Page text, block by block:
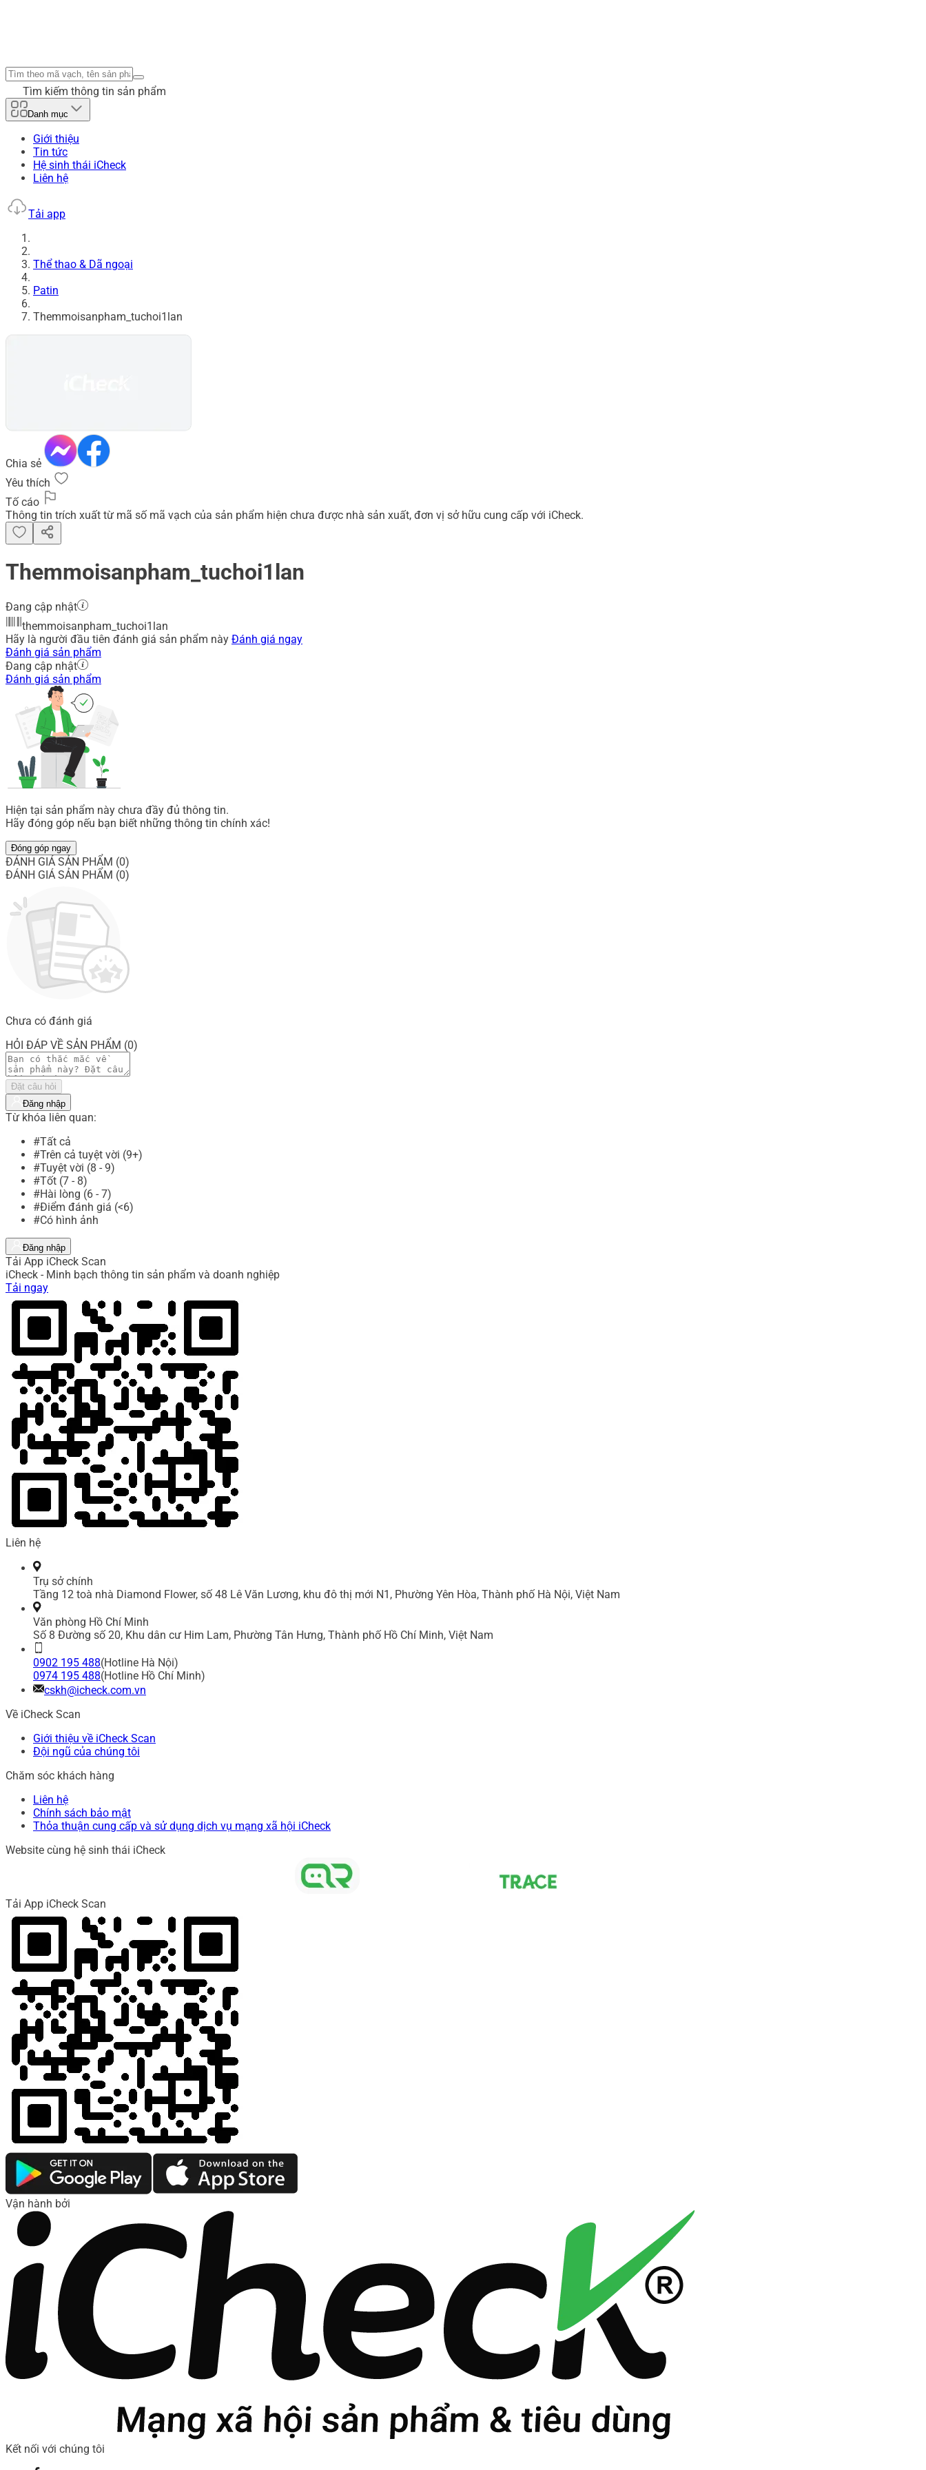
Tìm kiếm thông tin sản phẩm
Danh mục
Giới thiệu
Tin tức
Hệ sinh thái iCheck
Liên hệ
Tải app
Thể thao & Dã ngoại
Patin
Themmoisanpham_tuchoi1lan
Chia sẻ
Yêu thích
Tố cáo
Thông tin trích xuất từ mã số mã vạch của sản phẩm hiện chưa được nhà sản xuất, đơn vị sở hữu cung cấp với iCheck.
Themmoisanpham_tuchoi1lan
Đang cập nhật
themmoisanpham_tuchoi1lan
Hãy là người đầu tiên đánh giá sản phẩm này Đánh giá ngay
Đánh giá sản phẩm
Đang cập nhật
Đánh giá sản phẩm
Hiện tại sản phẩm này chưa đầy đủ thông tin.
Hãy đóng góp nếu bạn biết những thông tin chính xác!
Đóng góp ngay
ĐÁNH GIÁ SẢN PHẨM (0)
ĐÁNH GIÁ SẢN PHẨM (0)
Chưa có đánh giá
HỎI ĐÁP VỀ SẢN PHẨM (0)
Đặt câu hỏi
Đăng nhập
Từ khóa liên quan:
#Tất cả
#Trên cả tuyệt vời (9+)
#Tuyệt vời (8 - 9)
#Tốt (7 - 8)
#Hài lòng (6 - 7)
#Điểm đánh giá (<6)
#Có hình ảnh
Đăng nhập
Tải App iCheck Scan
iCheck - Minh bạch thông tin sản phẩm và doanh nghiệp
Tải ngay
Liên hệ
Trụ sở chính
Tầng 12 toà nhà Diamond Flower, số 48 Lê Văn Lương, khu đô thị mới N1, Phường Yên Hòa, Thành phố Hà Nội, Việt Nam
Văn phòng Hồ Chí Minh
Số 8 Đường số 20, Khu dân cư Him Lam, Phường Tân Hưng, Thành phố Hồ Chí Minh, Việt Nam
0902 195 488(Hotline Hà Nội)
0974 195 488(Hotline Hồ Chí Minh)
cskh@icheck.com.vn
Về iCheck Scan
Giới thiệu về iCheck Scan
Đội ngũ của chúng tôi
Chăm sóc khách hàng
Liên hệ
Chính sách bảo mật
Thỏa thuận cung cấp và sử dụng dịch vụ mạng xã hội iCheck
Website cùng hệ sinh thái iCheck
Tải App iCheck Scan
Vận hành bởi
Kết nối với chúng tôi